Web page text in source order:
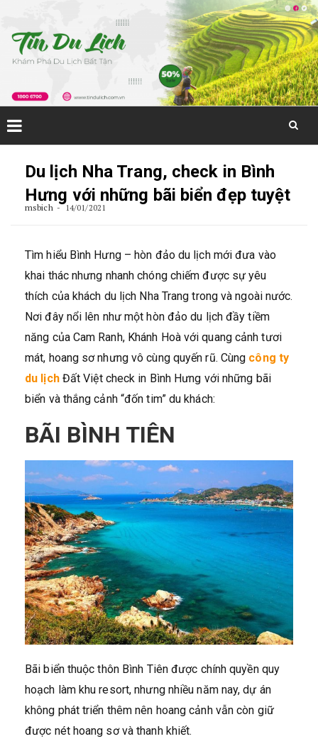
Du lịch Nha Trang, check in Bình
Hưng với những bãi biển đẹp tuyệt
msbich 14/01/2021
Tìm hiểu Bình Hưng – hòn đảo du lịch mới đưa vào
khai thác nhưng nhanh chóng chiếm được sự yêu
thích của khách du lịch Nha Trang trong và ngoài nước.
Nơi đây nổi lên như một hòn đảo du lịch đầy tiềm
năng của Cam Ranh, Khánh Hoà với quang cảnh tươi
mát, hoang sơ nhưng vô cùng quyến rũ. Cùng công ty
du lịchĐất Việt check in Bình Hưng với những bãi
biển và thắng cảnh “đốn tim” du khách:
BÃI BÌNH TIÊN
Bãi biển thuộc thôn Bình Tiên được chính quyền quy
hoạch làm khu resort, nhưng nhiều năm nay, dự án
không phát triển thêm nên hoang cảnh vẫn còn giữ
được nét hoang sơ và thanh khiết.